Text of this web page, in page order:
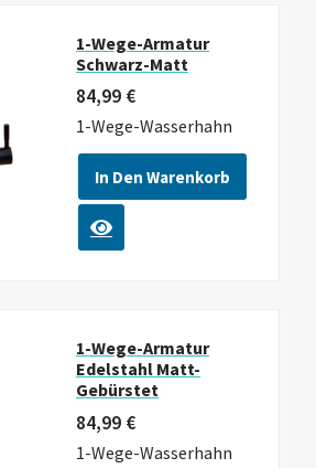
1-Wege-Armatur
Schwarz-Matt
84,99 €
1-Wege-Wasserhahn
In Den Warenkorb
1-Wege-Armatur
Edelstahl Matt-
Gebürstet
84,99 €
1-Wege-Wasserhahn